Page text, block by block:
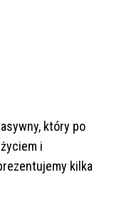
który po
i
kilka